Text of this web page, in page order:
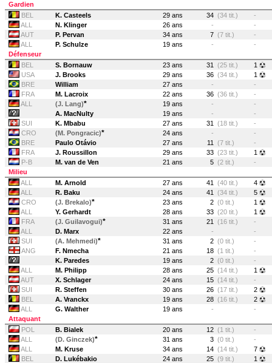
Gardien
BEL
K. Casteels 29 ans 34 (34 tit.)
-
ALL
N. Klinger 26 ans -
-
AUT
P. Pervan 34 ans 7 (7 tit.)
-
ALL
P. Schulze 19 ans -
-
Défenseur
BEL
S. Bornauw 23 ans 31 (25 tit.)
1
USA
J. Brooks 29 ans 36 (34 tit.)
1
BRE
William 27 ans -
-
FRA
M. Lacroix 22 ans 36 (36 tit.)
-
ALL
(J. Lang)* 19 ans -
-
A. MacNulty
19 ans -
-
SUI
K. Mbabu 27 ans 31 (18 tit.)
-
CRO
(M. Pongracic)* 24 ans -
-
BRE
Paulo Otávio 27 ans 11 (7 tit.)
-
FRA
J. Roussillon 29 ans 33 (23 tit.)
1
P-B
M. van de Ven 21 ans 5 (2 tit.)
-
Milieu
ALL
M. Arnold 27 ans 41 (40 tit.)
4
ALL
R. Baku 24 ans 41 (34 tit.)
5
CRO
(J. Brekalo)* 23 ans 2 (0 tit.)
1
ALL
Y. Gerhardt 28 ans 33 (20 tit.)
1
FRA
(J. Guilavogui)* 31 ans 21 (16 tit.)
-
ALL
D. Marx 22 ans -
-
SUI
(A. Mehmedi)* 31 ans 2 (0 tit.)
-
ANG
F. Nmecha 21 ans 18 (1 tit.)
-
K. Paredes
19 ans 2 (0 tit.)
-
ALL
M. Philipp 28 ans 25 (14 tit.)
1
AUT
X. Schlager 24 ans 15 (14 tit.)
-
SUI
R. Steffen 30 ans 26 (17 tit.)
2
BEL
A. Vranckx 19 ans 28 (16 tit.)
2
ALL
G. Walther 19 ans -
-
Attaquant
POL
B. Bialek 20 ans 12 (1 tit.)
-
ALL
(D. Ginczek)* 31 ans 3 (0 tit.)
-
ALL
M. Kruse 34 ans 14 (14 tit.)
7
BEL
D. Lukébakio 24 ans 25 (9 tit.)
1